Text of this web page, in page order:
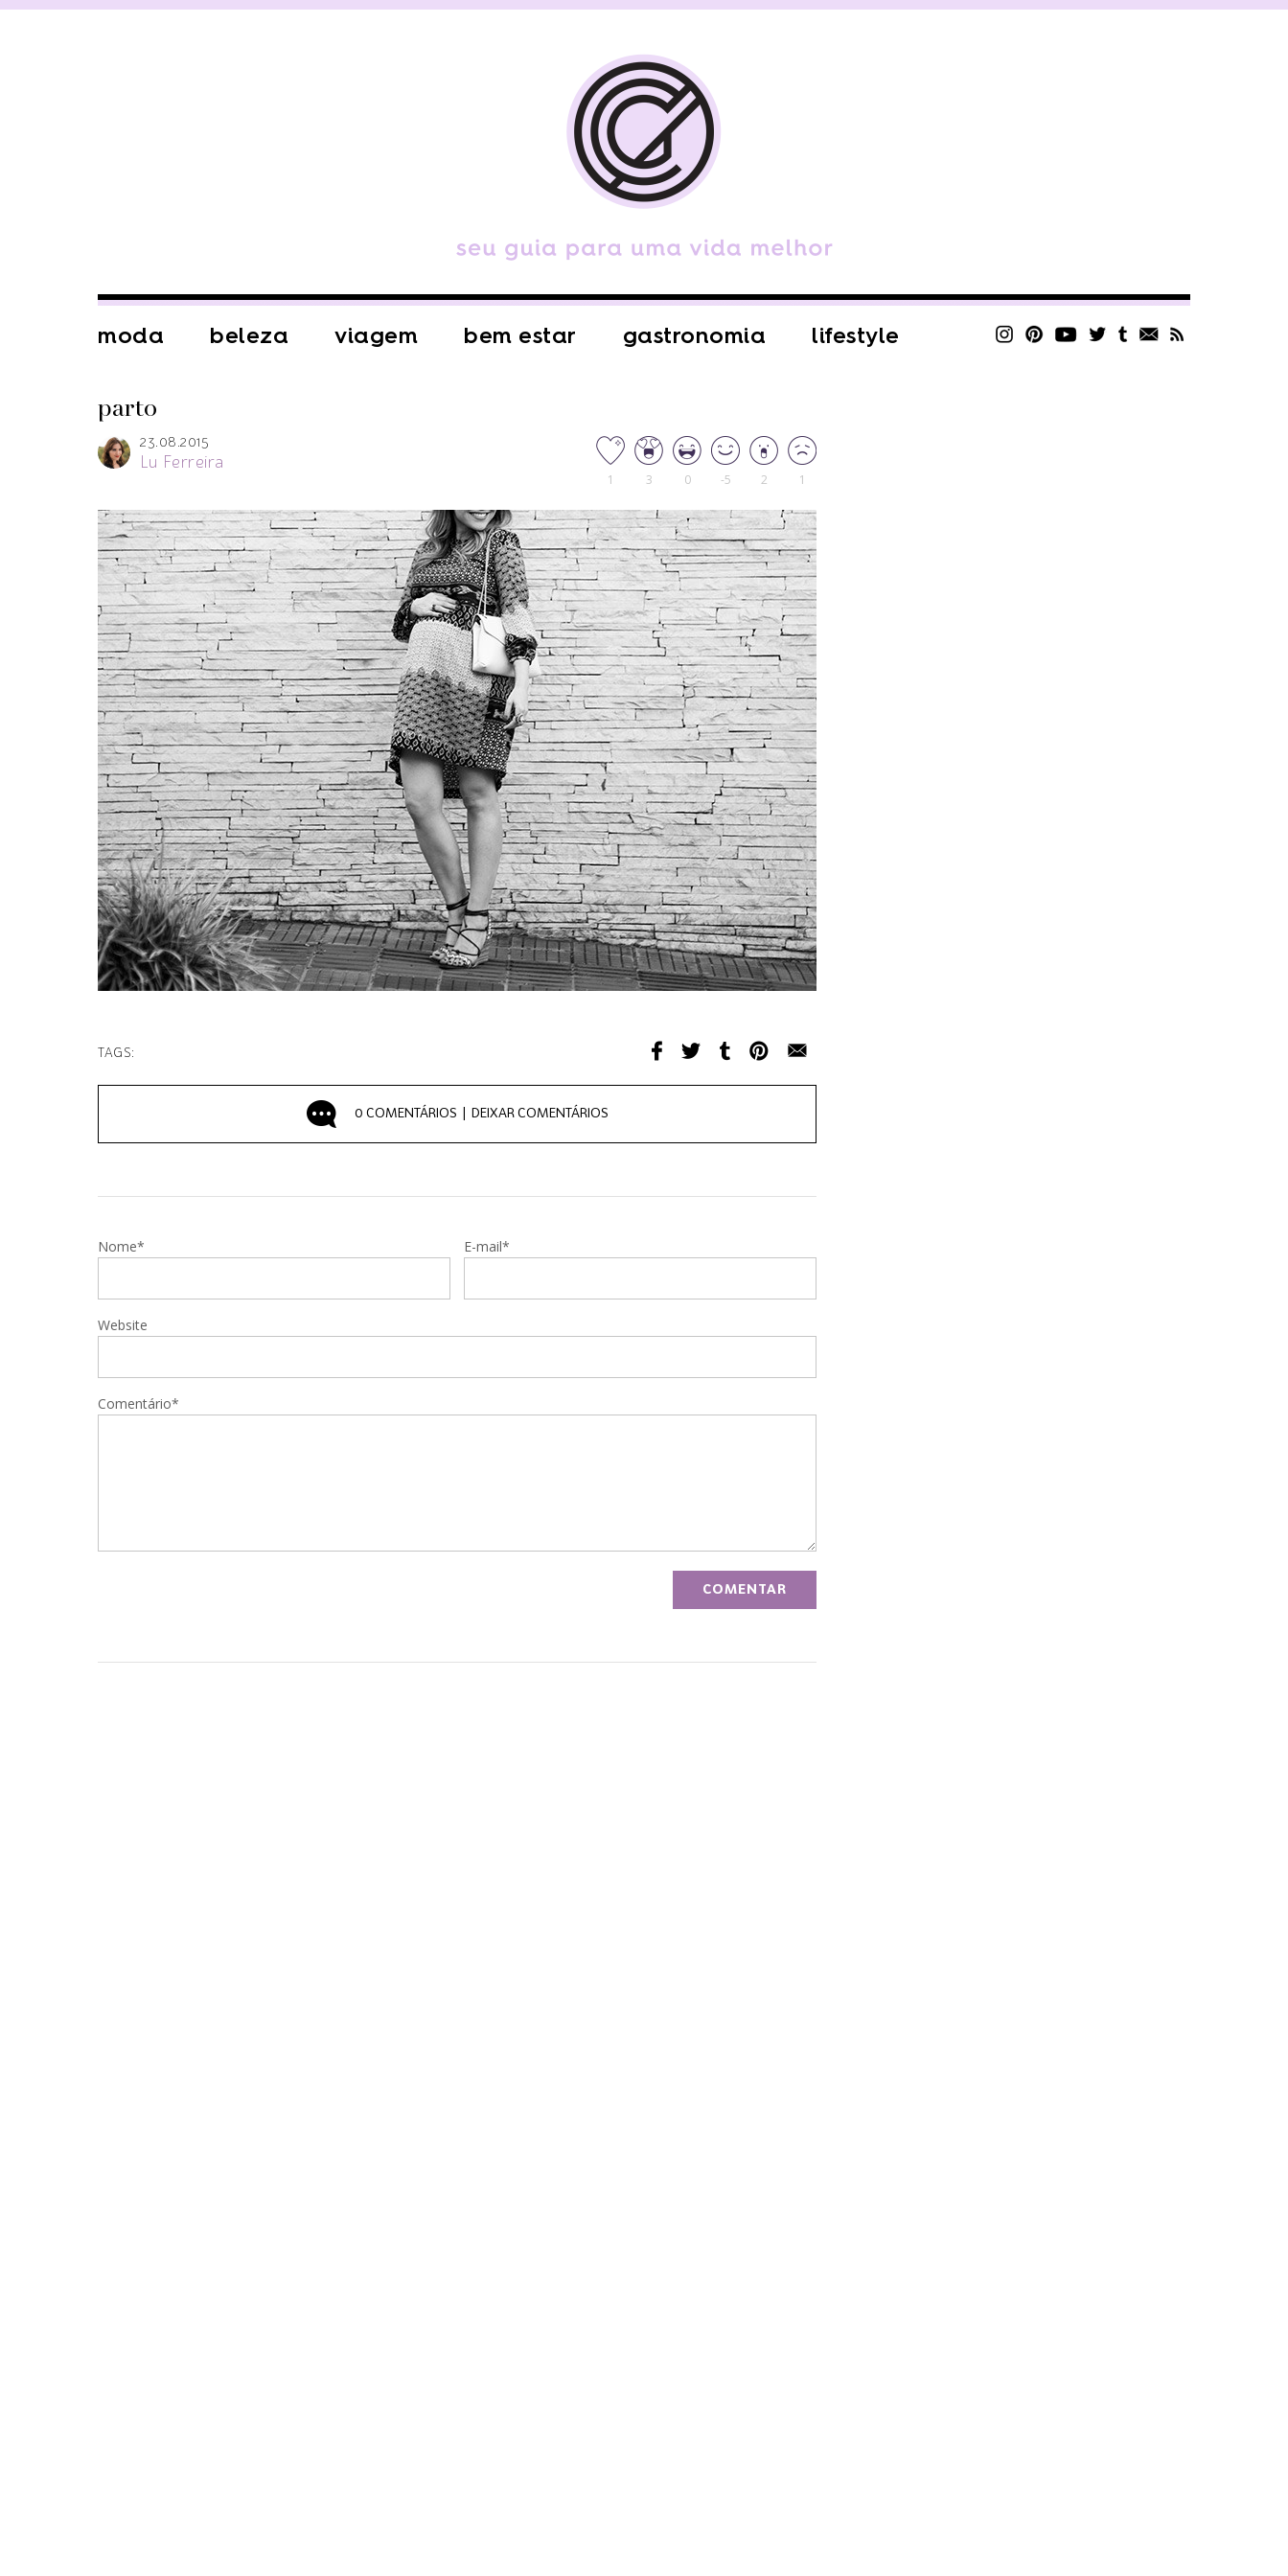
moda beleza viagem bem estar gastronomia lifestyle
parto
23.08.2015
Lu Ferreira
1 3 0 -5 2 1
TAGS:
0 COMENTÁRIOS | DEIXAR COMENTÁRIOS
Nome* E-mail*
Website
Comentário*